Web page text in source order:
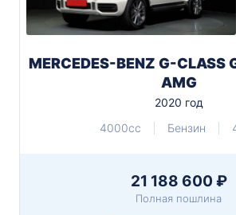
MERCEDES-BENZ G-CLASS
AMG
2020 год
4000cc
Бензин
21 188 600 ₽
Полная пошлина